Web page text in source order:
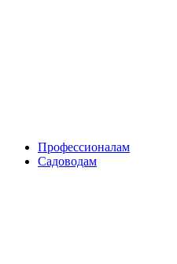
Профессионалам
Садоводам